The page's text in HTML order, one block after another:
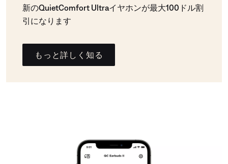
新のQuietComfort Ultraイヤホンが最大100ドル割
引になります
もっと詳しく知る